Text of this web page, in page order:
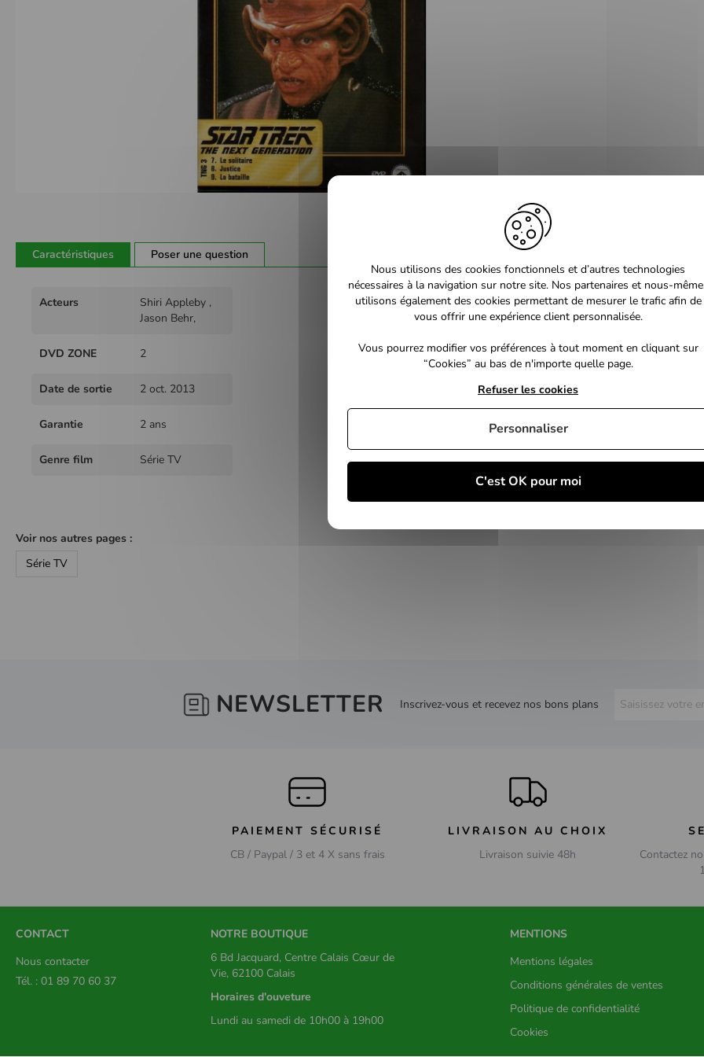
la
d’images
Caractéristiques
d'infos
Acteurs
Shiri Appleby ,
Jason Behr,
DVD ZONE 2
Date de sortie 2 oct. 2013
Garantie 2 ans
Genre film Série TV
Poser une question
Voir nos autres pages :
Série TV
NEWSLETTER Inscrivez-vous et recevez nos bons plans
PAIEMENT SÉCURISÉ
CB / Paypal / 3 et 4 X sans frais
LIVRAISON AU CHOIX
Livraison suivie 48h
Contactez
CONTACT
Nous contacter
Tél. : 01 89 70 60 37
NOTRE BOUTIQUE
6 Bd Jacquard, Centre Calais Cœur de
Vie, 62100 Calais
Horaires d'ouveture
Lundi au samedi de 10h00 à 19h00
MENTIONS
Mentions légales
Conditions générales de ventes
Politique de confidentialité
Cookies
Nous utilisons des cookies fonctionnels et d’autres technologies
nécessaires à la navigation sur notre site. Nos partenaires et nous-
utilisons également des cookies permettant de mesurer le trafic afin de
vous offrir une expérience client personnalisée.
Vous pourrez modifier vos préférences à tout moment en cliquant sur
“Cookies” au bas de n'importe quelle page.
C'est OK pour moi
Refuser les cookies
Personnaliser